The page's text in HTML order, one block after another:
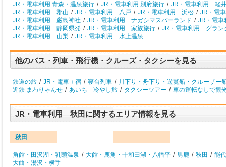
JR・電車利用 青森・温泉旅行 / JR・電車利用 別府旅行 / JR・電車利用 軽
JR・電車利用 郡山 / JR・電車利用 八戸 / JR・電車利用 浜松 / JR・電
JR・電車利用 厳島神社 / JR・電車利用 ナガシマスパーランド / JR・電
JR・電車利用 静岡県発 / JR・電車利用 家族旅行 / JR・電車利用 グラン
JR・電車利用 山梨 / JR・電車利用 水上温泉
他のバス・列車・飛行機・クルーズ・タクシーを見る
鉄道の旅 / JR・電車＋宿 / 寝台列車 / 川下り・舟下り・遊覧船・クルーザー
近鉄 まわりゃんせ / あいち 冷やし旅 / タクシーツアー / 車の運転なしで観
JR・電車利用 秋田に関するエリア情報を見る
秋田
角館・田沢湖・乳頭温泉 / 大館・鹿角・十和田湖・八幡平 / 男鹿 / 秋田 / 能
大曲・湯沢・横手